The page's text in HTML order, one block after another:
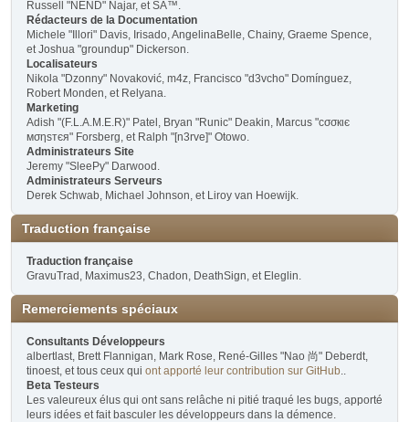
Russell "NEND" Najar, et SA™.
Rédacteurs de la Documentation
Michele "Illori" Davis, Irisado, AngelinaBelle, Chainy, Graeme Spence,
et Joshua "groundup" Dickerson.
Localisateurs
Nikola "Dzonny" Novaković, m4z, Francisco "d3vcho" Domínguez,
Robert Monden, et Relyana.
Marketing
Adish "(F.L.A.M.E.R)" Patel, Bryan "Runic" Deakin, Marcus "cσσкιє
мσηѕтєя" Forsberg, et Ralph "[n3rve]" Otowo.
Administrateurs Site
Jeremy "SleePy" Darwood.
Administrateurs Serveurs
Derek Schwab, Michael Johnson, et Liroy van Hoewijk.
Traduction française
Traduction française
GravuTrad, Maximus23, Chadon, DeathSign, et Eleglin.
Remerciements spéciaux
Consultants Développeurs
albertlast, Brett Flannigan, Mark Rose, René-Gilles "Nao 尚" Deberdt,
tinoest, et tous ceux qui ont apporté leur contribution sur GitHub..
Beta Testeurs
Les valeureux élus qui ont sans relâche ni pitié traqué les bugs, apporté
leurs idées et fait basculer les développeurs dans la démence.